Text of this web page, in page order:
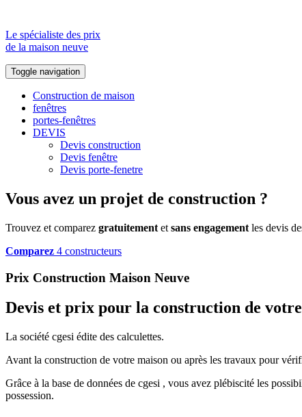
Le spécialiste des prix
de la maison neuve
Toggle navigation
Construction de maison
fenêtres
portes-fenêtres
DEVIS
Devis construction
Devis fenêtre
Devis porte-fenetre
Vous avez un projet de construction ?
Trouvez et comparez gratuitement et sans engagement les devis
Comparez 4 constructeurs
Prix Construction Maison Neuve
Devis et prix pour la construction de
La société cgesi édite des calculettes.
Avant la construction de votre maison ou après les travaux pour
Grâce à la base de données de cgesi , vous avez plébiscité les
possession.